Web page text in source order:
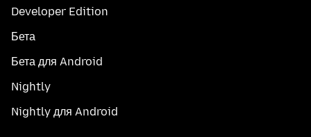
Developer Edition
Бета
Бета для Android
Nightly
Nightly для Android